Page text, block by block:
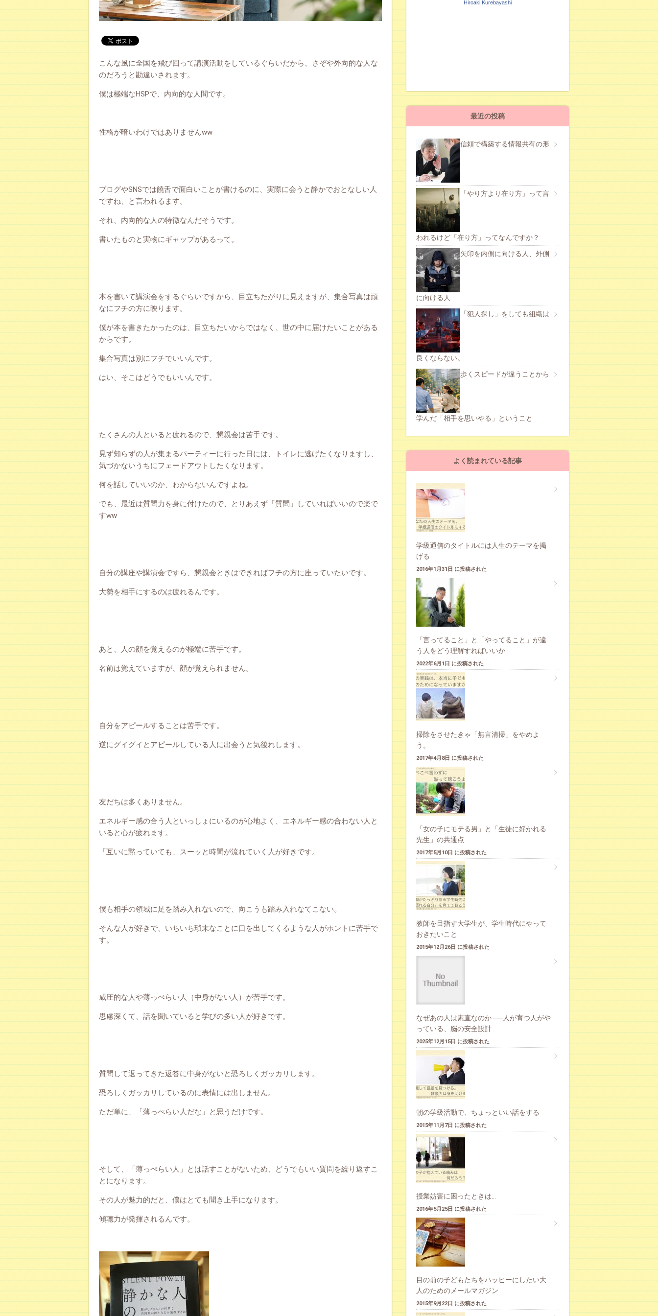
こんな風に全国を飛び回って講演活動をしているぐらいだから、さぞや外向的な人な
のだろうと勘違いされます。
僕は極端なHSPで、内向的な人間です。
性格が暗いわけではありませんww
ブログやSNSでは饒舌で面白いことが書けるのに、実際に会うと静かでおとなしい人
ですね、と言われるます。
それ、内向的な人の特徴なんだそうです。
書いたものと実物にギャップがあるって。
本を書いて講演会をするぐらいですから、目立ちたがりに見えますが、集合写真は頑
なにフチの方に映ります。
僕が本を書きたかったのは、目立ちたいからではなく、世の中に届けたいことがある
からです。
集合写真は別にフチでいいんです。
はい、そこはどうでもいいんです。
たくさんの人といると疲れるので、懇親会は苦手です。
見ず知らずの人が集まるパーティーに行った日には、トイレに逃げたくなりますし、
気づかないうちにフェードアウトしたくなります。
何を話していいのか、わからないんですよね。
でも、最近は質問力を身に付けたので、とりあえず「質問」していればいいので楽で
すww
自分の講座や講演会ですら、懇親会ときはできればフチの方に座っていたいです。
大勢を相手にするのは疲れるんです。
あと、人の顔を覚えるのが極端に苦手です。
名前は覚えていますが、顔が覚えられません。
自分をアピールすることは苦手です。
逆にグイグイとアピールしている人に出会うと気後れします。
友だちは多くありません。
エネルギー感の合う人といっしょにいるのが心地よく、エネルギー感の合わない人と
いると心が疲れます。
「互いに黙っていても、スーッと時間が流れていく人が好きです。
僕も相手の領域に足を踏み入れないので、向こうも踏み入れなてこない。
そんな人が好きで、いちいち瑣末なことに口を出してくるような人がホントに苦手で
す。
威圧的な人や薄っぺらい人（中身がない人）が苦手です。
思慮深くて、話を聞いていると学びの多い人が好きです。
質問して返ってきた返答に中身がないと恐ろしくガッカリします。
恐ろしくガッカリしているのに表情には出しません。
ただ単に、「薄っぺらい人だな」と思うだけです。
そして、「薄っぺらい人」とは話すことがないため、どうでもいい質問を繰り返すこ
とになります。
その人が魅力的だと、僕はとても聞き上手になります。
傾聴力が発揮されるんです。
Hiroaki Kurebayashi
最近の投稿
信頼で構築する情報共有の形
「やり方より在り方」って言
われるけど「在り方」ってなんですか？
矢印を内側に向ける人、外側
に向ける人
「犯人探し」をしても組織は
良くならない。
歩くスピードが違うことから
学んだ「相手を思いやる」ということ
よく読まれている記事
学級通信のタイトルには人生のテーマを掲
げる
2016年1月31日 に投稿された
「言ってること」と「やってること」が違
う人をどう理解すればいいか
2022年6月1日 に投稿された
掃除をさせたきゃ「無言清掃」をやめよ
う。
2017年4月8日 に投稿された
「女の子にモテる男」と「生徒に好かれる
先生」の共通点
2017年5月10日 に投稿された
教師を目指す大学生が、学生時代にやって
おきたいこと
2015年12月26日 に投稿された
なぜあの人は素直なのか ──人が育つ人がや
っている、脳の安全設計
2025年12月15日 に投稿された
朝の学級活動で、ちょっといい話をする
2015年11月7日 に投稿された
授業妨害に困ったときは…
2016年5月25日 に投稿された
目の前の子どもたちをハッピーにしたい大
人のためのメールマガジン
2015年9月22日 に投稿された